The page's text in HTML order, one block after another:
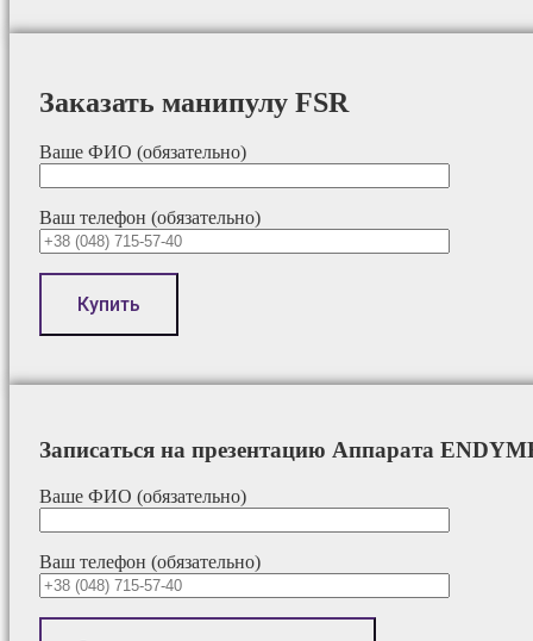
Заказать манипулу FSR
Ваше ФИО (обязательно)
Ваш телефон (обязательно)
Записаться на презентацию Аппарата
Ваше ФИО (обязательно)
Ваш телефон (обязательно)